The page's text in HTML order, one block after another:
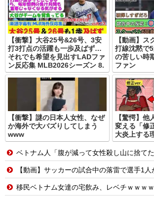
【衝撃】大谷25号&26号、3安
打3打点の活躍も一歩及ばず…
それでも希望を見出すLADファ
ン反応集 MLB2026シーズン 8.
【動画】ス
打線沈黙で
の苦しい時
ファン
【衝撃】謎の日本人女性、なぜ
か海外で大バズりしてしまう
www
【驚愕】他
変える「修
大炎上する
ベトナム人「腹が減って女性殺し山に捨てた
【動画】サッカーの試合中の落雷で選手1人が死亡、
移民ベトナム女達の宅飲み、レベチｗｗｗｗｗｗｗｗｗｗｗｗｗ